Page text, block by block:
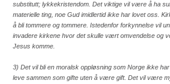
substitutt; lykkekristendom. Det viktige vil være å ha
materielle ting, noe Gud imidlertid ikke har lovet oss.
å bli tommere og tommere. Istedenfor forkynnelse vil
invadere kirkene hvor det skulle vært omvendelse og
Jesus komme.
3) Det vil bli en moralsk oppløsning som Norge ikke
leve sammen som gifte uten å være gift. Det vil være